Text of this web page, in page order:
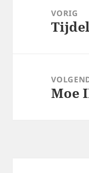
navigatieVORIG
Vorig
Volgend
Moe